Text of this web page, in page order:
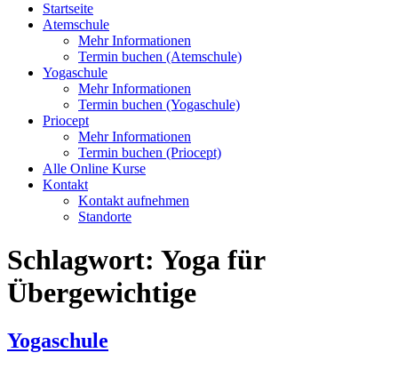
Startseite
Atemschule
Mehr Informationen
Termin buchen (Atemschule)
Yogaschule
Mehr Informationen
Termin buchen (Yogaschule)
Priocept
Mehr Informationen
Termin buchen (Priocept)
Alle Online Kurse
Kontakt
Kontakt aufnehmen
Standorte
Schlagwort: Yoga für
Übergewichtige
Yogaschule